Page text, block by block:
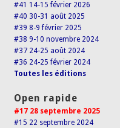
#41 14-15 février 2026
#40 30-31 août 2025
#39 8-9 février 2025
#38 9-10 novembre 2024
#37 24-25 août 2024
#36 24-25 février 2024
Toutes les éditions
Open rapide
#17 28 septembre 2025
#15 22 septembre 2024